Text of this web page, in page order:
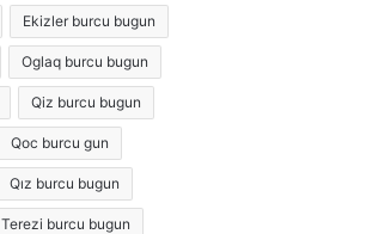
Ekizler burcu bugun
Oglaq burcu bugun
Qiz burcu bugun
Qoc burcu gun
Qız burcu bugun
Terezi burcu bugun